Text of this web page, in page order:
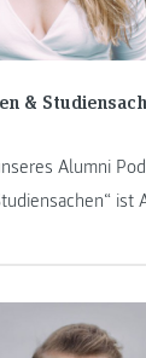
&
Alumni
ist